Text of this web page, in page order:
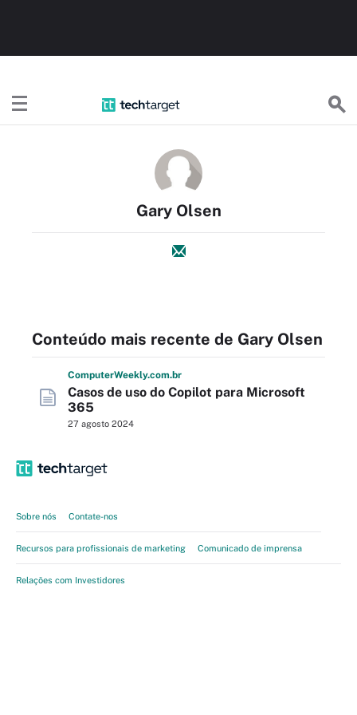
Gary Olsen
Conteúdo mais recente de Gary Olsen
ComputerWeekly.com.br
Casos de uso do Copilot para Microsoft
365
27 agosto 2024
Sobre nós Contate-nos
Recursos para profissionais de marketing Comunicado de imprensa
Relações com Investidores